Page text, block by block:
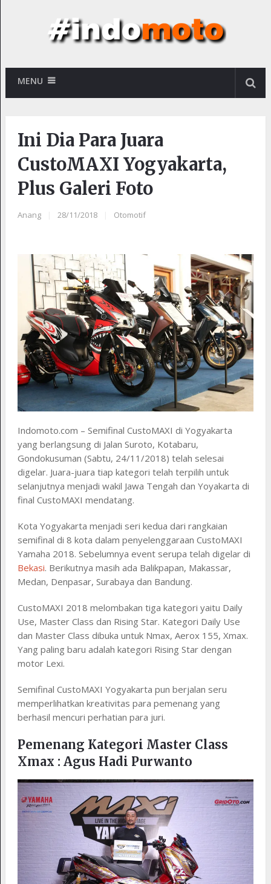
MENU
Ini Dia Para Juara
CustoMAXI Yogyakarta,
Plus Galeri Foto
Anang 28/11/2018 Otomotif
Indomoto.com – Semifinal CustoMAXI di Yogyakarta
yang berlangsung di Jalan Suroto, Kotabaru,
Gondokusuman (Sabtu, 24/11/2018) telah selesai
digelar. Juara-juara tiap kategori telah terpilih untuk
selanjutnya menjadi wakil Jawa Tengah dan Yoyakarta di
final CustoMAXI mendatang.
Kota Yogyakarta menjadi seri kedua dari rangkaian
semifinal di 8 kota dalam penyelenggaraan CustoMAXI
Yamaha 2018. Sebelumnya event serupa telah digelar di
Bekasi. Berikutnya masih ada Balikpapan, Makassar,
Medan, Denpasar, Surabaya dan Bandung.
CustoMAXI 2018 melombakan tiga kategori yaitu Daily
Use, Master Class dan Rising Star. Kategori Daily Use
dan Master Class dibuka untuk Nmax, Aerox 155, Xmax.
Yang paling baru adalah kategori Rising Star dengan
motor Lexi.
Semifinal CustoMAXI Yogyakarta pun berjalan seru
memperlihatkan kreativitas para pemenang yang
berhasil mencuri perhatian para juri.
Pemenang Kategori Master Class
Xmax : Agus Hadi Purwanto